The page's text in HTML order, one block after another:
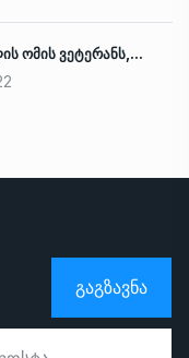
ომის ვეტერანს,…
ᲒᲐᲒᲖᲐᲕᲜᲐ